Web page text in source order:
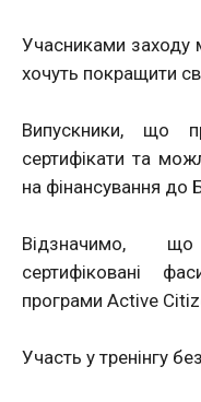
Учасниками заходу
хочуть покращити
Випускники, що
сертифікати та
на фінансування до
Відзначимо, що
сертифіковані
програми Active
Участь у тренінгу